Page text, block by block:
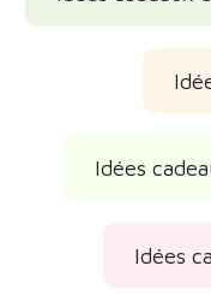
Idées
Idées